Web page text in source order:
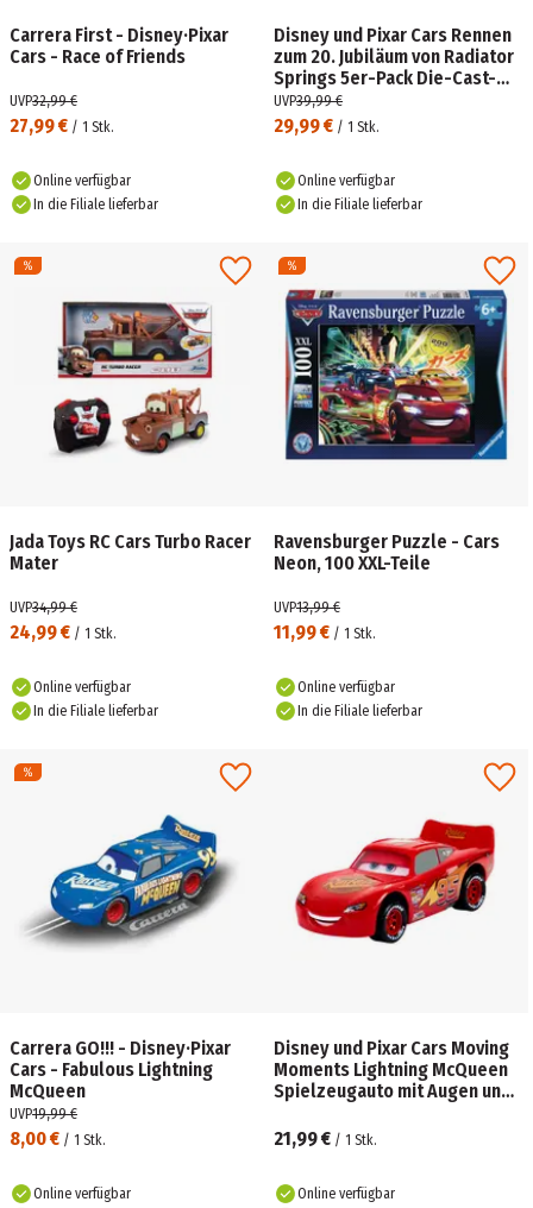
Carrera First - Disney·Pixar
Cars - Race of Friends
27,99 € / 1 Stk.
UVP32,99 €
Online verfügbar
In die Filiale lieferbar
Disney und Pixar Cars Rennen
zum 20. Jubiläum von Radiator
Springs 5er-Pack Die-Cast-
Fahrzeuge
29,99 € / 1 Stk.
UVP39,99 €
Online verfügbar
In die Filiale lieferbar
Jada Toys RC Cars Turbo Racer
Mater
24,99 € / 1 Stk.
UVP34,99 €
Online verfügbar
In die Filiale lieferbar
Ravensburger Puzzle - Cars
Neon, 100 XXL-Teile
11,99 € / 1 Stk.
UVP13,99 €
Online verfügbar
In die Filiale lieferbar
Carrera GO!!! - Disney·Pixar
Cars - Fabulous Lightning
McQueen
8,00 € / 1 Stk.
UVP19,99 €
Online verfügbar
Disney und Pixar Cars Moving
Moments Lightning McQueen
Spielzeugauto mit Augen und
21,99 € / 1 Stk.
Online verfügbar